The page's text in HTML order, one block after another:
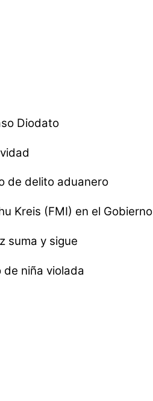
Diodato
de delito aduanero
Kreis (FMI) en el Gobierno
suma y sigue
niña violada